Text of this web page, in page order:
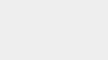
ανάκτορα, μέσα στον ναό
του Αγίου Μάριου, έγινε